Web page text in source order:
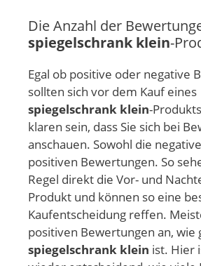
Die Anzahl der
spiegelschrank klein-
Egal ob positive oder negative
sollten sich vor dem Kauf eines
spiegelschrank klein-
klaren sein, dass Sie sich bei
anschauen. Sowohl die
positiven Bewertungen. So
Regel direkt die Vor- und
Produkt und können so eine
Kaufentscheidung reffen.
positiven Bewertungen an, wie
spiegelschrank klein ist. Hier